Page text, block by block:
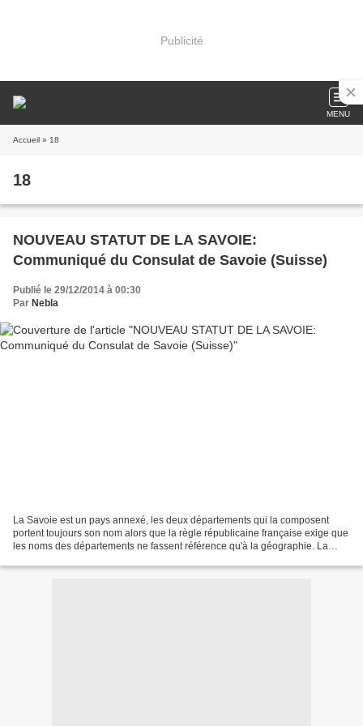
Publicité
MENU
Accueil » 18
18
NOUVEAU STATUT DE LA SAVOIE:
Communiqué du Consulat de Savoie (Suisse)
Publié le 29/12/2014 à 00:30
Par Nebla
La Savoie est un pays annexé, les deux départements qui la composent
portent toujours son nom alors que la règle républicaine française exige que
les noms des départements ne fassent référence qu'à la géographie. La